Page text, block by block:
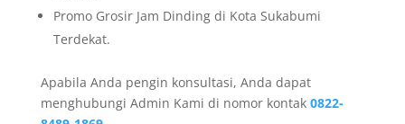
Promo Grosir Jam Dinding di Kota Sukabumi
Terdekat.
Apabila Anda pengin konsultasi, Anda dapat
menghubungi Admin Kami di nomor kontak 0822-